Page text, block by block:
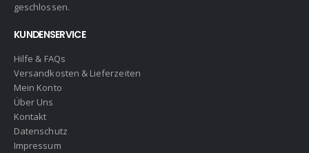
geschlossen.
KUNDENSERVICE
Hilfe & FAQs
Versandkosten & Lieferzeiten
Mein Konto
Über Uns
Kontakt
Datenschutz
Impressum